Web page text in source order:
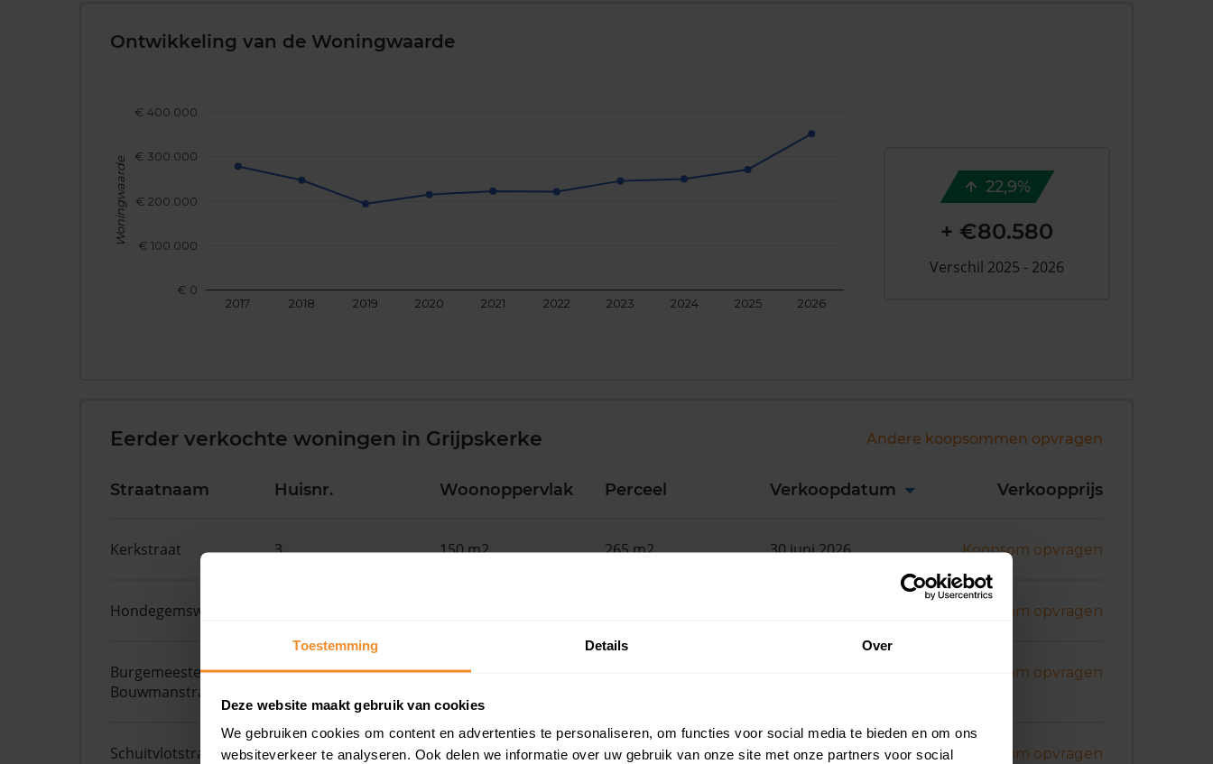
Toestemming Details Over
Deze website maakt gebruik van cookies
We gebruiken cookies om content en advertenties te personaliseren, om functies voor social media te bieden en om ons
websiteverkeer te analyseren. Ook delen we informatie over uw gebruik van onze site met onze partners voor social
Ontwikkeling van de Woningwaarde
2017 2018 2019 2020 2021 2022 2023 2024 2025 2026
€ 0
€ 100.000
€ 200.000
€ 300.000
€ 400.000
Woningwaarde 22,9%
+ €80.580
Verschil 2025 - 2026
Eerder verkochte woningen in Grijpskerke Andere koopsommen opvragen
Straatnaam Huisnr. Woonoppervlak Perceel Verkoopdatum Verkoopprijs
Kerkstraat 3 150 m2 265 m2 30 juni 2026 Koopsom opvragen
Hondegemsweg Koopsom opvragen
Burgemeester
Bouwmanstraat
28 81 m2 Koopsom opvragen
Schuitvlotstraat 6 230 m2 2.410 m2 07 januari 2026 Koopsom opvragen